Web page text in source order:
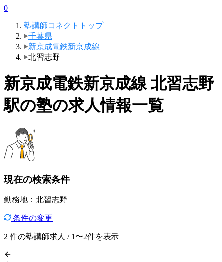
0
塾講師コネクトトップ
千葉県
新京成電鉄新京成線
北習志野
新京成電鉄新京成線 北習志野
駅の塾の求人情報一覧
現在の検索条件
勤務地：北習志野
条件の変更
2 件の塾講師求人 / 1〜2件を表示